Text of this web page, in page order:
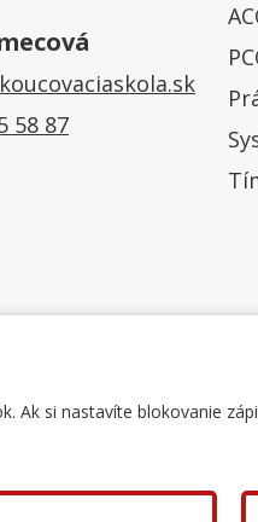
58 87
si nastavíte blokovanie